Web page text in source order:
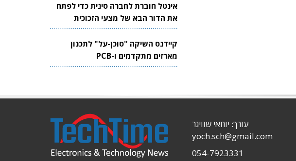
אינטל חוברת לחברה סינית כדי לפתח
את הדור הבא של מצעי הזכוכית
לשבבים
קיידנס השיקה "סוכן-על" לתכנון
מארזים מתקדמים ו-PCB
עורך: יוחאי שוויגר
yoch.sch@gmail.com
054-7923331